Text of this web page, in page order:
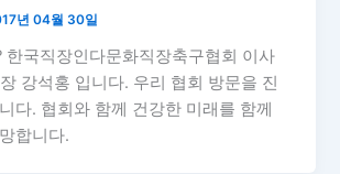
년 04월 30일
한국직장인다문화직장축구협회 이사
강석홍 입니다. 우리 협회 방문을 진
다. 협회와 함께 건강한 미래를 함께
합니다.